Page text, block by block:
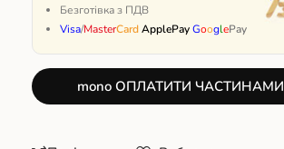
Безготівка з ПДВ
Visa/MasterCardApplePayGooglePay
mono ОПЛАТИТИ ЧАСТИНАМИ